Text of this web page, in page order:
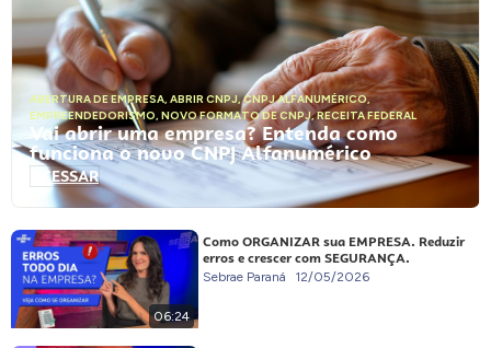
ABERTURA DE EMPRESA, ABRIR CNPJ,CNPJ ALFANUMÉRICO,
EMPREENDEDORISMO, NOVO FORMATO DE CNPJ,RECEITA FEDERAL
Vai abrir uma empresa? Entenda como
funciona o novo CNPJ Alfanumérico
ACESSAR
06:24
Como ORGANIZAR sua EMPRESA. Reduzir
erros e crescer com SEGURANÇA.
Sebrae Paraná 12/05/2026